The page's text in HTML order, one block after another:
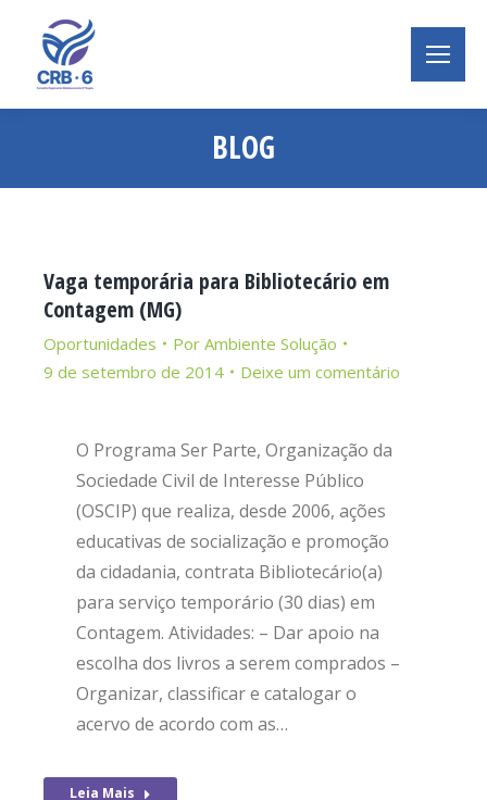
BLOG
Você está aqui:
Vaga temporária para Bibliotecário em
Contagem (MG)
Oportunidades Por Ambiente Solução
9 de setembro de 2014
Deixe um comentário
O Programa Ser Parte, Organização da
Sociedade Civil de Interesse Público
(OSCIP) que realiza, desde 2006, ações
educativas de socialização e promoção
da cidadania, contrata Bibliotecário(a)
para serviço temporário (30 dias) em
Contagem. Atividades: – Dar apoio na
escolha dos livros a serem comprados –
Organizar, classificar e catalogar o
acervo de acordo com as…
Leia Mais